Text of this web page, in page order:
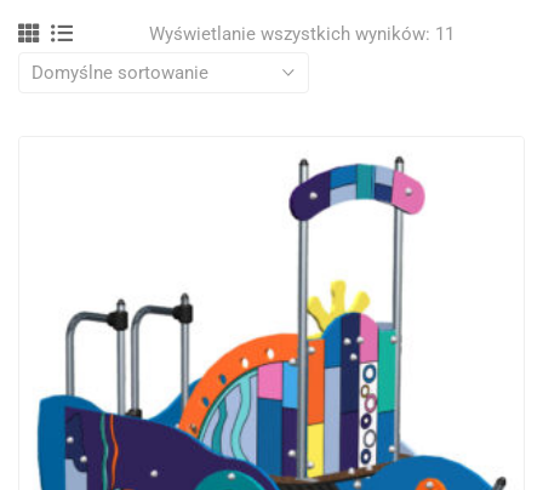
Wyświetlanie wszystkich wyników: 11